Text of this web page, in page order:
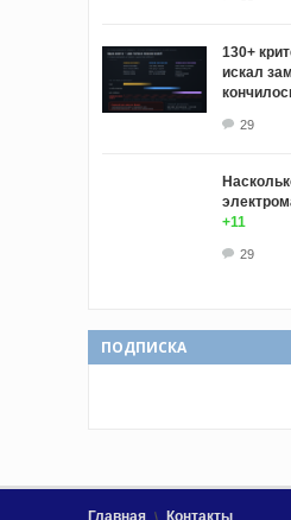
130+
искал
29
+11
29
ПОДПИСКА
Главная Контакты